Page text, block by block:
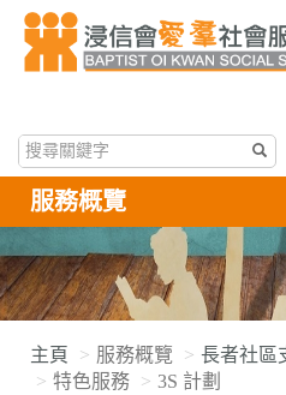
服務概覽
主頁 服務概覽
長者社區
特色服務
3S 計劃